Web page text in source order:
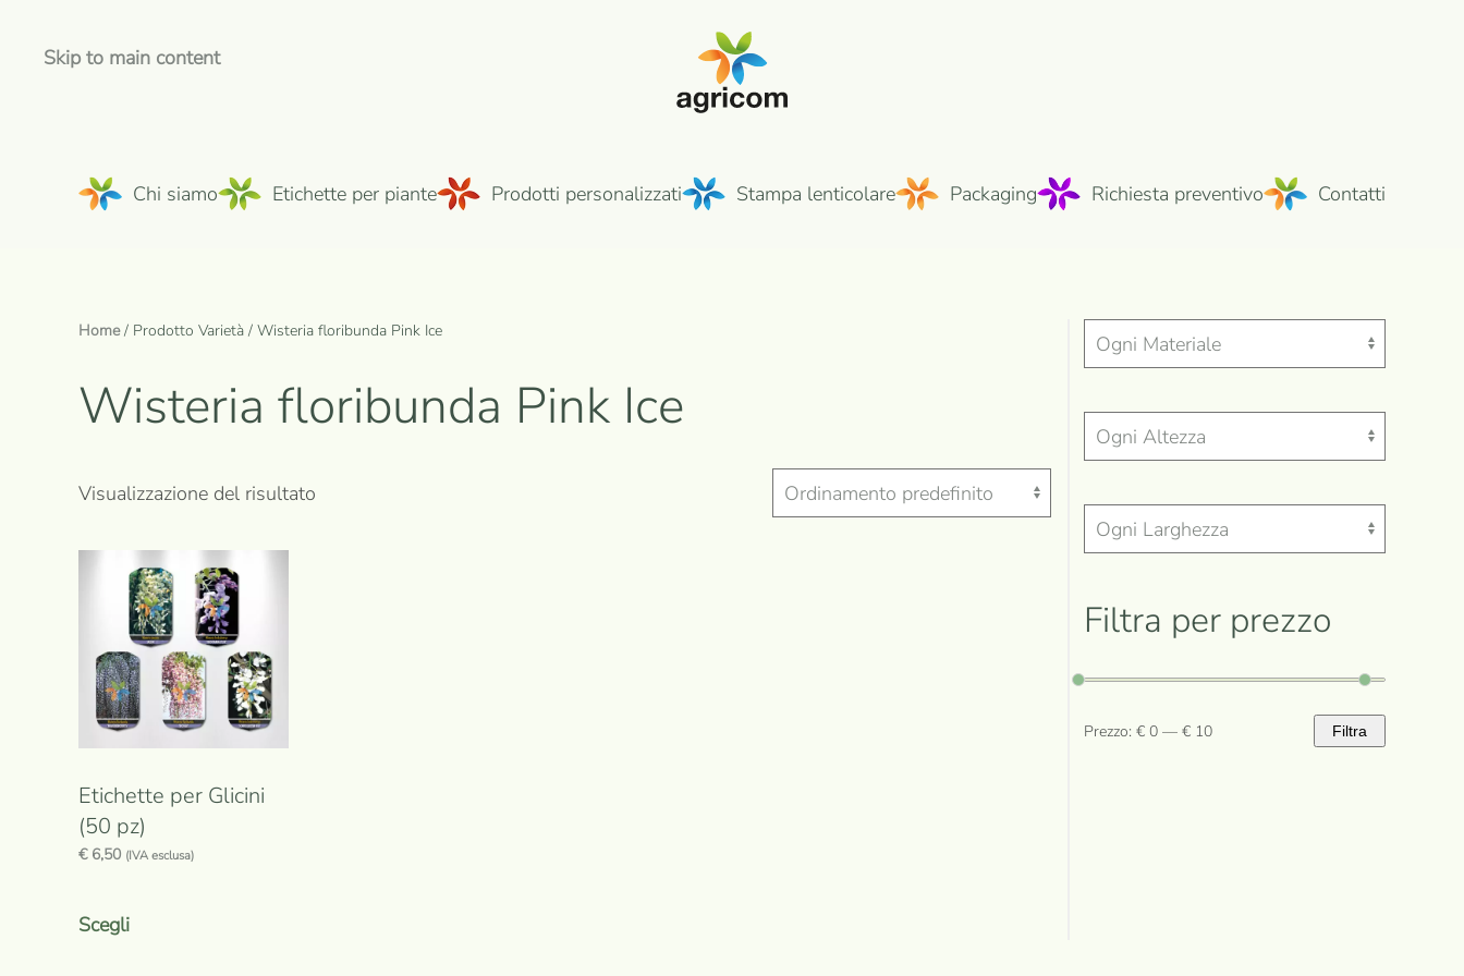
Skip to main content
Chi siamo Etichette per piante Prodotti personalizzati Stampa lenticolare Packaging Richiesta preventivo Contatti
Home/ Prodotto Varietà / Wisteria floribunda Pink Ice
Wisteria floribunda Pink Ice
Visualizzazione del risultato
Etichette per Glicini
(50 pz)
€6,50 (IVA esclusa)
Scegliprodotto
Filtra per prezzo
Prezzo
Prezzo
Filtra
Prezzo: € 0— € 10